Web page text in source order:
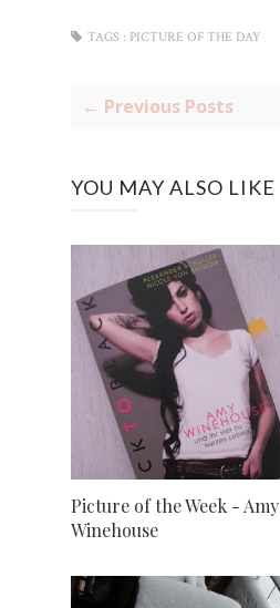
TAGS : PICTURE OF THE DAY
← Previous Posts
YOU MAY ALSO LIKE
Picture of the Week - Amy
Winehouse